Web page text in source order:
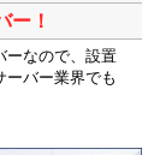
ー！
ーなので、設置
バー業界でも